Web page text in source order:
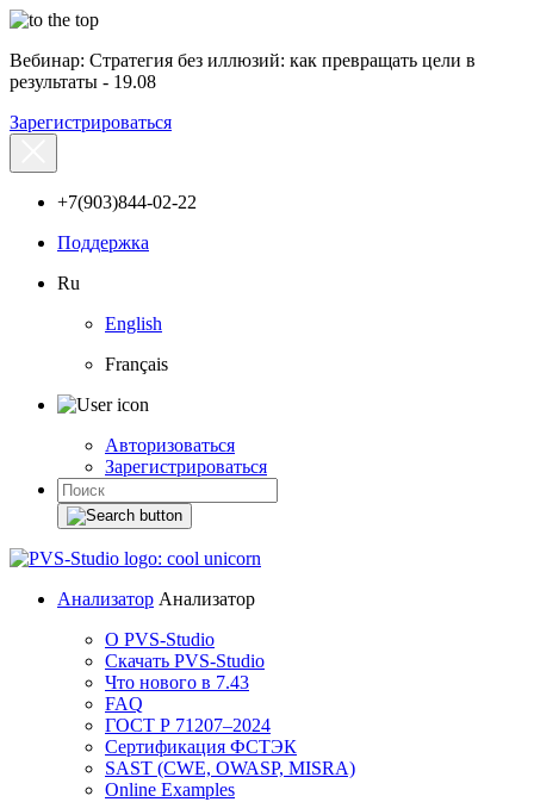
Вебинар: Стратегия без иллюзий: как превращать цели в
результаты - 19.08
Зарегистрироваться
+7(903)844-02-22
Поддержка
Ru
English
Français
Авторизоваться
Зарегистрироваться
Анализатор Анализатор
О PVS-Studio
Скачать PVS-Studio
Что нового в 7.43
FAQ
ГОСТ Р 71207–2024
Сертификация ФСТЭК
SAST (CWE, OWASP, MISRA)
Online Examples